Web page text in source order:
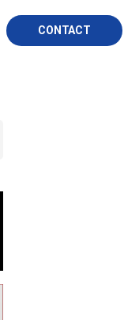
CONTACT